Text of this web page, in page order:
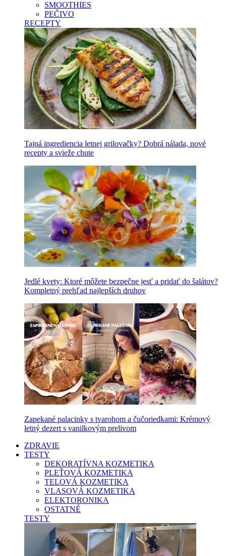
SMOOTHIES
PEČIVO
RECEPTY
Tajná ingrediencia letnej grilovačky? Dobrá nálada, nové
recepty a svieže chute
Jedlé kvety: Ktoré môžete bezpečne jesť a pridať do šalátov?
Kompletný prehľad najlepších druhov
Zapekané palacinky s tvarohom a čučoriedkami: Krémový
letný dezert s vanilkovým prelivom
ZDRAVIE
TESTY
DEKORATÍVNA KOZMETIKA
PLEŤOVÁ KOZMETIKA
TELOVÁ KOZMETIKA
VLASOVÁ KOZMETIKA
ELEKTORONIKA
OSTATNÉ
TESTY